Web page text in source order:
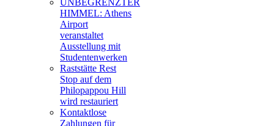
UNBEGRENZTER
HIMMEL: Athens
Airport
veranstaltet
Ausstellung mit
Studentenwerken
Raststätte Rest
Stop auf dem
Philopappou Hill
wird restauriert
Kontaktlose
Zahlungen für